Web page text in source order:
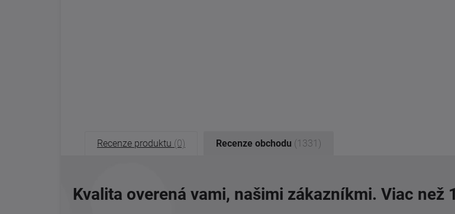
Recenze produktu (0) Recenze obchodu (1331)
Kvalita overená vami, našimi zákazníkmi. Viac